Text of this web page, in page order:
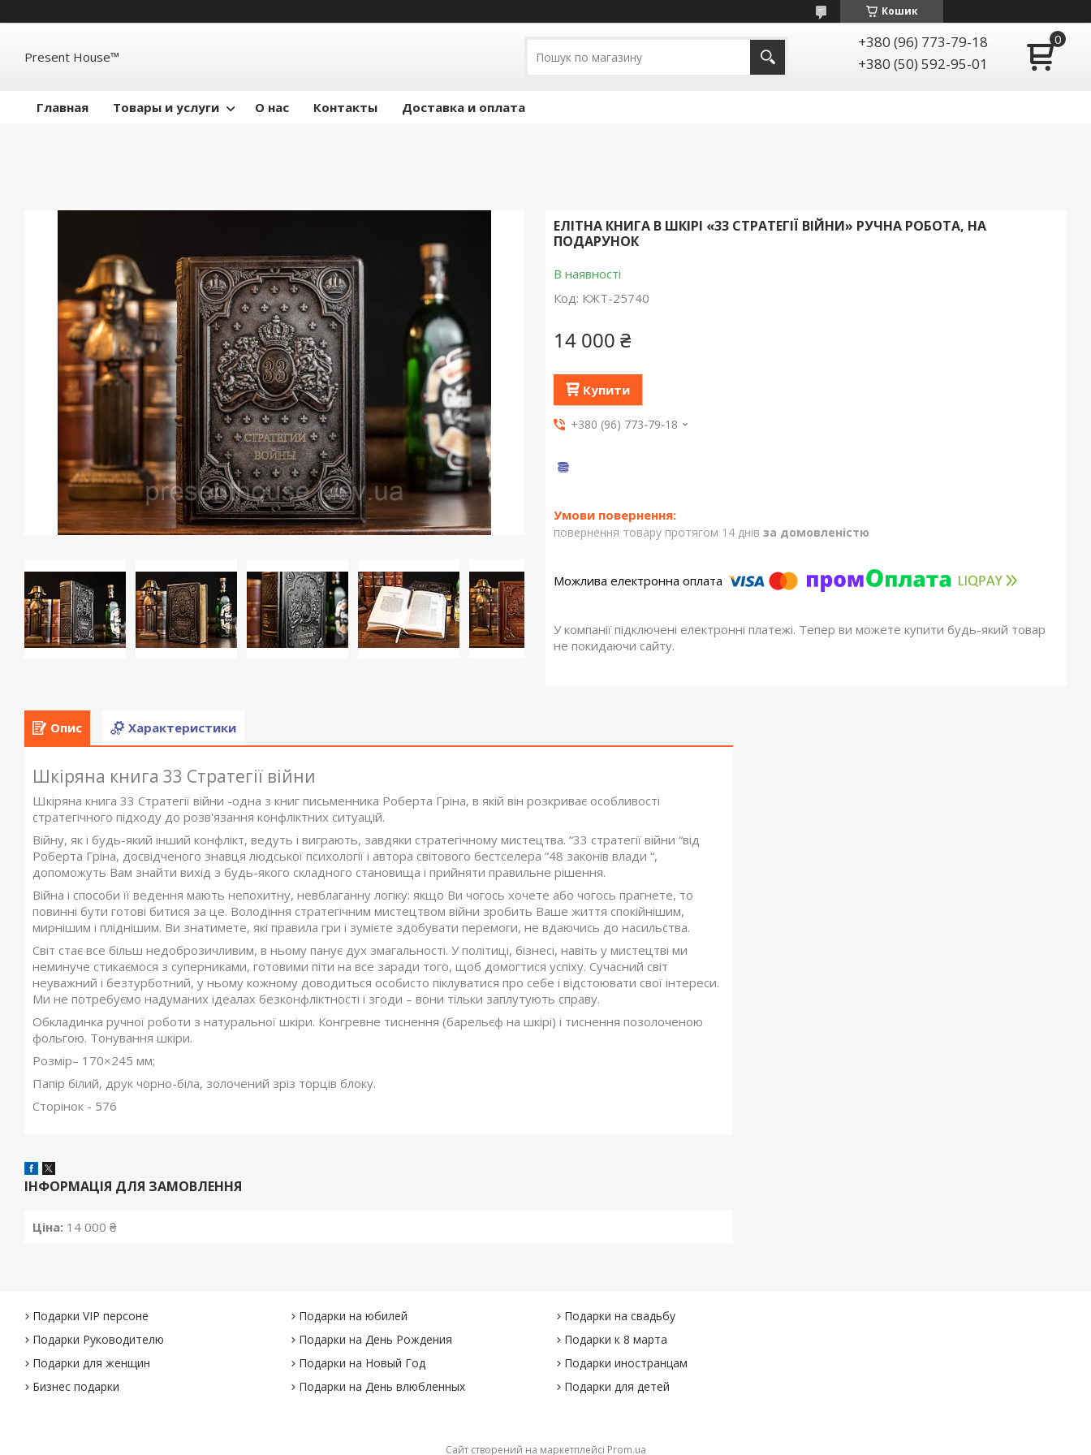
Кошик
Present House™
+380 (96) 773-79-18
+380 (50) 592-95-01
Главная Товары и услуги О нас Контакты Доставка и оплата
ЕЛІТНА КНИГА В ШКІРІ «33 СТРАТЕГІЇ ВІЙНИ» РУЧНА РОБОТА, НА
ПОДАРУНОК
В наявності
Код: КЖТ-25740
14 000 ₴
Купити
+380 (96) 773-79-18
повернення товару протягом 14 днів за домовленістю
У компанії підключені електронні платежі. Тепер ви можете купити будь-який товар
не покидаючи сайту.
Опис Характеристики
Шкіряна книга 33 Стратегії війни
Шкіряна книга 33 Стратегії війни -одна з книг письменника Роберта Гріна, в якій він розкриває особливості
стратегічного підходу до розв'язання конфліктних ситуацій.
Війну, як і будь-який інший конфлікт, ведуть і виграють, завдяки стратегічному мистецтва. “33 стратегії війни “від
Роберта Гріна, досвідченого знавця людської психології і автора світового бестселера “48 законів влади “,
допоможуть Вам знайти вихід з будь-якого складного становища і прийняти правильне рішення.
Війна і способи її ведення мають непохитну, невблаганну логіку: якщо Ви чогось хочете або чогось прагнете, то
повинні бути готові битися за це. Володіння стратегічним мистецтвом війни зробить Ваше життя спокійнішим,
мирнішим і пліднішим. Ви знатимете, які правила гри і зумієте здобувати перемоги, не вдаючись до насильства.
Світ стає все більш недоброзичливим, в ньому панує дух змагальності. У політиці, бізнесі, навіть у мистецтві ми
неминуче стикаємося з суперниками, готовими піти на все заради того, щоб домогтися успіху. Сучасний світ
неуважний і безтурботний, у ньому кожному доводиться особисто піклуватися про себе і відстоювати свої інтереси.
Ми не потребуємо надуманих ідеалах безконфліктності і згоди – вони тільки заплутують справу.
Обкладинка ручної роботи з натуральної шкіри. Конгревне тиснення (барельєф на шкірі) і тиснення позолоченою
фольгою. Тонування шкіри.
Розмір– 170×245 мм;
Папір білий, друк чорно-біла, золочений зріз торців блоку.
Сторінок - 576
ІНФОРМАЦІЯ ДЛЯ ЗАМОВЛЕННЯ
Ціна: 14 000 ₴
Подарки VIP персоне
Подарки Руководителю
Подарки для женщин
Бизнес подарки
Подарки на юбилей
Подарки на День Рождения
Подарки на Новый Год
Подарки на День влюбленных
Подарки на свадьбу
Подарки к 8 марта
Подарки иностранцам
Подарки для детей
Сайт створений на маркетплейсі Prom.ua